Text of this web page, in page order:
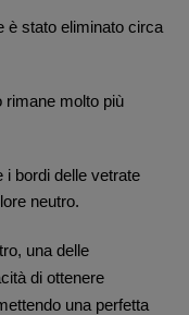
è stato eliminato circa
rimane molto più
i bordi delle vetrate
neutro.
una delle
di ottenere
una perfetta